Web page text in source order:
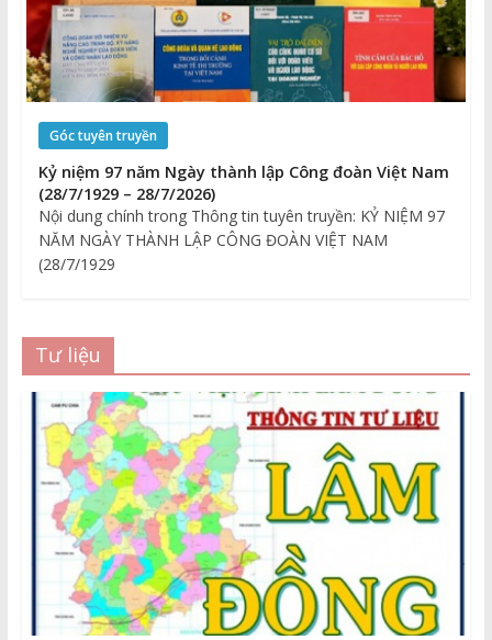
Góc tuyên truyền
Kỷ niệm 97 năm Ngày thành lập Công đoàn Việt Nam
(28/7/1929 – 28/7/2026)
Nội dung chính trong Thông tin tuyên truyền: KỶ NIỆM 97
NĂM NGÀY THÀNH LẬP CÔNG ĐOÀN VIỆT NAM
(28/7/1929
Tư liệu